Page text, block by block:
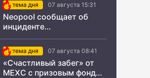
тема дня 07 августа 15:31
Neopool сообщает об
инциденте
безопасности
тема дня 07 августа 08:41
«Счастливый забег» от
MEXC с призовым фондом